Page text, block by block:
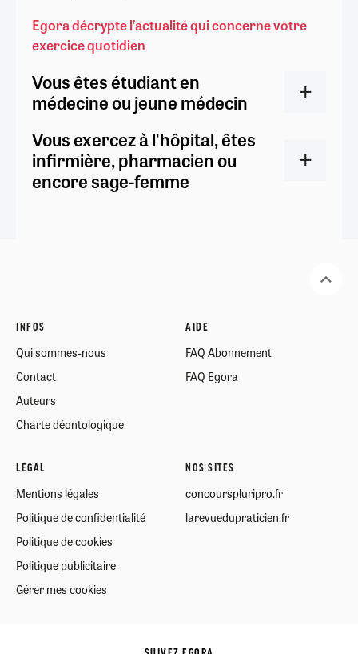
Egora décrypte l’actualité qui concerne votre
exercice quotidien
Vous êtes étudiant en
médecine ou jeune médecin
Vous exercez à l'hôpital, êtes
infirmière, pharmacien ou
encore sage-femme
INFOS
Qui sommes-nous
Contact
Auteurs
Charte déontologique
AIDE
FAQ Abonnement
FAQ Egora
LÉGAL
Mentions légales
Politique de confidentialité
Politique de cookies
Politique publicitaire
Gérer mes cookies
NOS SITES
concourspluripro.fr
larevuedupraticien.fr